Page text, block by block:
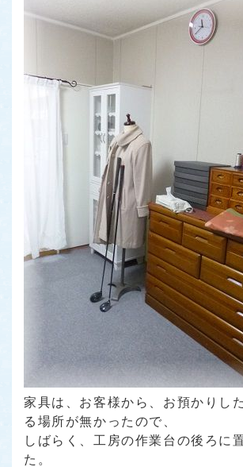
家具は、お客様から、お預かりし
る場所が無かったので、
しばらく、工房の作業台の後ろに
た。